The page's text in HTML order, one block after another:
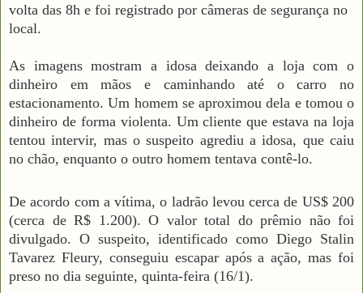
volta das 8h e foi registrado por câmeras de segurança no
local.
As imagens mostram a idosa deixando a loja com o
dinheiro em mãos e caminhando até o carro no
estacionamento. Um homem se aproximou dela e tomou o
dinheiro de forma violenta. Um cliente que estava na loja
tentou intervir, mas o suspeito agrediu a idosa, que caiu
no chão, enquanto o outro homem tentava contê-lo.
De acordo com a vítima, o ladrão levou cerca de US$ 200
(cerca de R$ 1.200). O valor total do prêmio não foi
divulgado. O suspeito, identificado como Diego Stalin
Tavarez Fleury, conseguiu escapar após a ação, mas foi
preso no dia seguinte, quinta-feira (16/1).